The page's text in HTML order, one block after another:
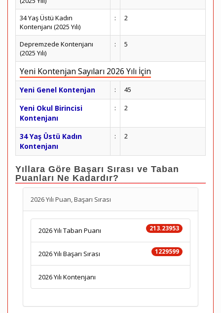
34 Yaş Üstü Kadın
Kontenjanı (2025 Yılı)
: 2
Depremzede Kontenjanı
(2025 Yılı)
: 5
Yeni Kontenjan Sayıları 2026 Yılı İçin
Yeni Genel Kontenjan : 45
Yeni Okul Birincisi
Kontenjanı
: 2
34 Yaş Üstü Kadın
Kontenjanı
: 2
Yıllara Göre Başarı Sırası ve Taban
Puanları Ne Kadardır?
2026 Yılı Puan, Başarı Sırası
213.23953
2026 Yılı Taban Puanı
1229599
2026 Yılı Başarı Sırası
2026 Yılı Kontenjanı